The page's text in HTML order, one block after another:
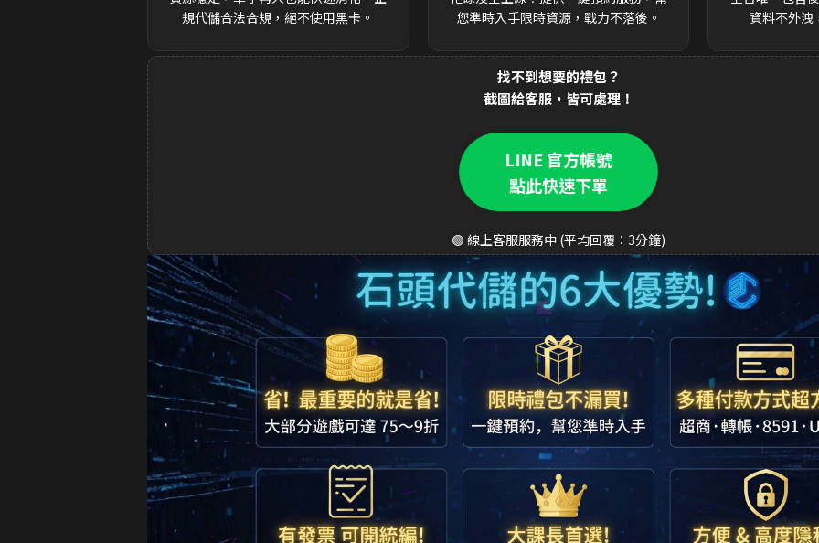
規代儲合法合規，絕不使用黑卡。
您準時入手限時資源，戰力不落後。
資料不外洩
找不到想要的禮包？
截圖給客服，皆可處理！
LINE 官方帳號
點此快速下單
🟢 線上客服服務中 (平均回覆：3分鐘)